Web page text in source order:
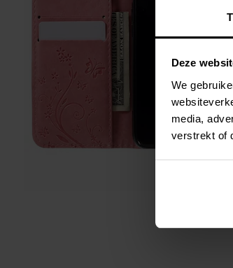
Deze
We
media,
verstrekt of